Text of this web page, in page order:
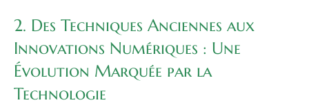
2. Des Techniques Anciennes aux
Innovations Numériques : Une
Évolution Marquée par la
Technologie